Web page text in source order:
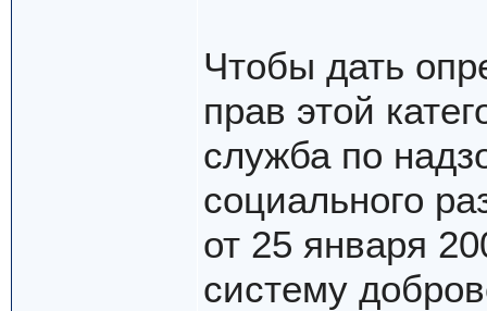
Чтобы дать
прав этой
служба по
социального
от 25 января
систему